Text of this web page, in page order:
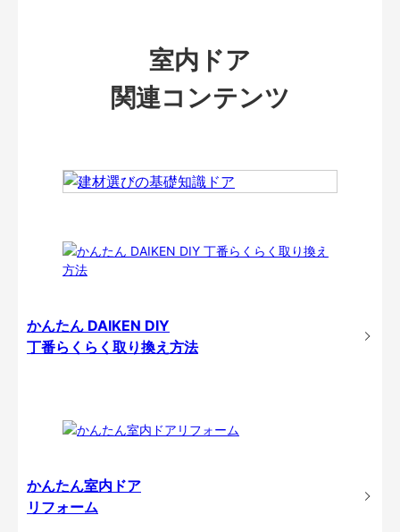
室内ドア
関連コンテンツ
かんたん DAIKEN DIY
丁番らくらく取り換え方法
かんたん室内ドア
リフォーム